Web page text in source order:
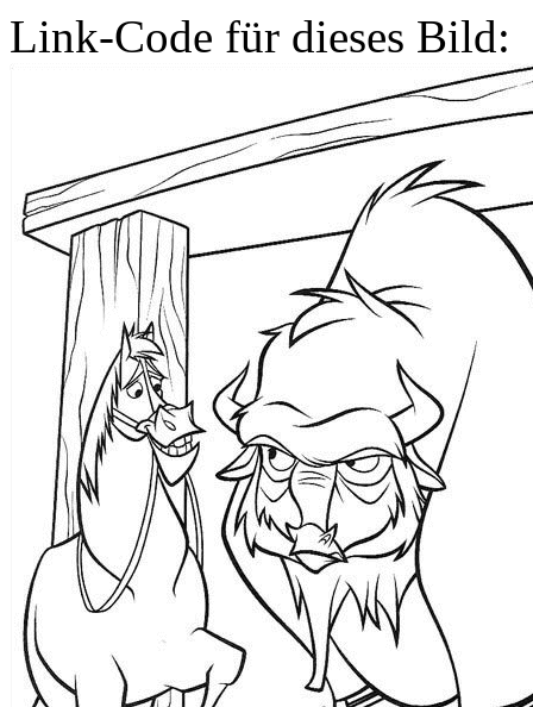
Link-Code für dieses Bild: